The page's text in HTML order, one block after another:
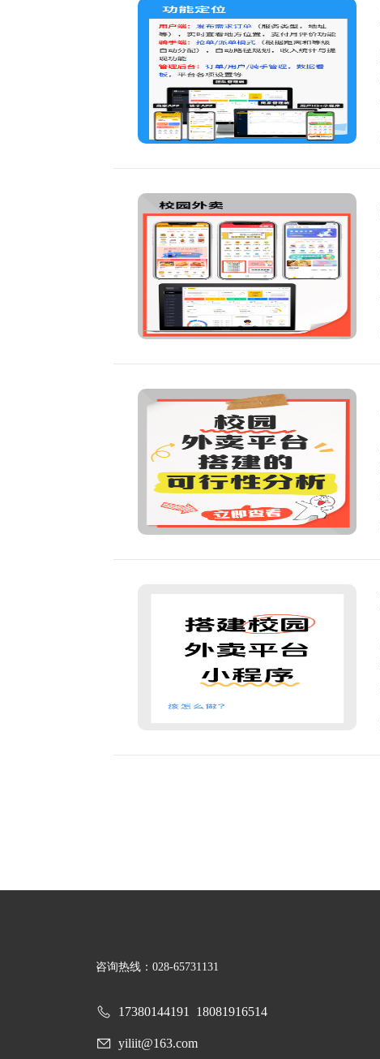
咨询热线：028-65731131
17380144191 18081916514
yiliit@163.com